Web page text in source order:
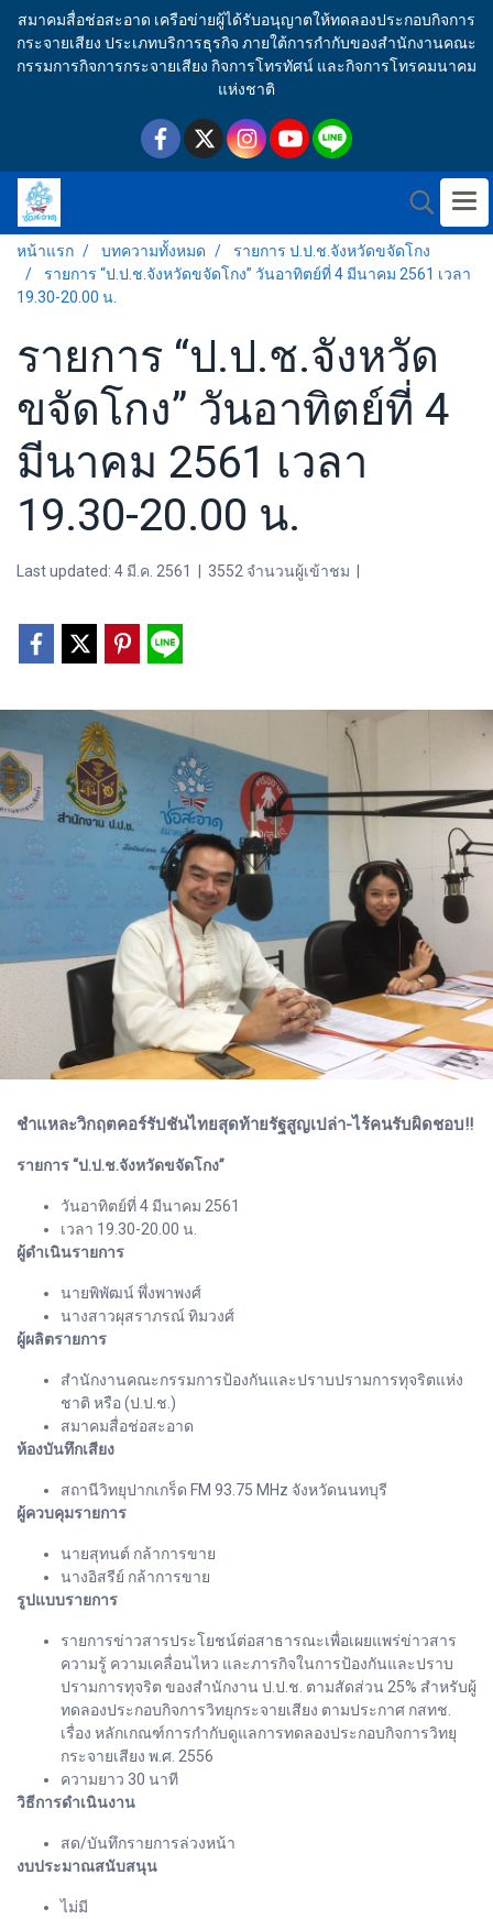
สมาคมสื่อช่อสะอาด เครือข่ายผู้ได้รับอนุญาตให้ทดลองประกอบกิจการ
กระจายเสียง ประเภทบริการธุรกิจ ภายใต้การกำกับของสำนักงานคณะ
กรรมการกิจการกระจายเสียง กิจการโทรทัศน์ และกิจการโทรคมนาคม
แห่งชาติ
หน้าแรก บทความทั้งหมด
รายการ ป.ป.ช.จังหวัดขจัดโกง
รายการ “ป.ป.ช.จังหวัดขจัดโกง” วันอาทิตย์ที่ 4 มีนาคม 2561 เวลา
19.30-20.00 น.
รายการ “ป.ป.ช.จังหวัด
ขจัดโกง” วันอาทิตย์ที่ 4
มีนาคม 2561 เวลา
19.30-20.00 น.
Last updated: 4 มี.ค. 2561 3552 จำนวนผู้เข้าชม
ชำแหละวิกฤตคอร์รัปชันไทยสุดท้ายรัฐสูญเปล่า-ไร้คนรับผิดชอบ!!
รายการ “ป.ป.ช.จังหวัดขจัดโกง”
วันอาทิตย์ที่ 4 มีนาคม 2561
เวลา 19.30-20.00 น.
ผู้ดำเนินรายการ
นายพิพัฒน์ พึ่งพาพงศ์
นางสาวผุสราภรณ์ ทิมวงศ์
ผู้ผลิตรายการ
สำนักงานคณะกรรมการป้องกันและปราบปรามการทุจริตแห่ง
ชาติ หรือ (ป.ป.ช.)
สมาคมสื่อช่อสะอาด
ห้องบันทึกเสียง
สถานีวิทยุปากเกร็ด FM 93.75 MHz จังหวัดนนทบุรี
ผู้ควบคุมรายการ
นายสุทนต์ กล้าการขาย
นางอิสรีย์ กล้าการขาย
รูปแบบรายการ
รายการข่าวสารประโยชน์ต่อสาธารณะเพื่อเผยแพร่ข่าวสาร
ความรู้ ความเคลื่อนไหว และภารกิจในการป้องกันและปราบ
ปรามการทุจริต ของสำนักงาน ป.ป.ช. ตามสัดส่วน 25% สำหรับผู้
ทดลองประกอบกิจการวิทยุกระจายเสียง ตามประกาศ กสทช.
เรื่อง หลักเกณฑ์การกำกับดูแลการทดลองประกอบกิจการวิทยุ
กระจายเสียง พ.ศ. 2556
ความยาว 30 นาที
วิธีการดำเนินงาน
สด/บันทึกรายการล่วงหน้า
งบประมาณสนับสนุน
ไม่มี